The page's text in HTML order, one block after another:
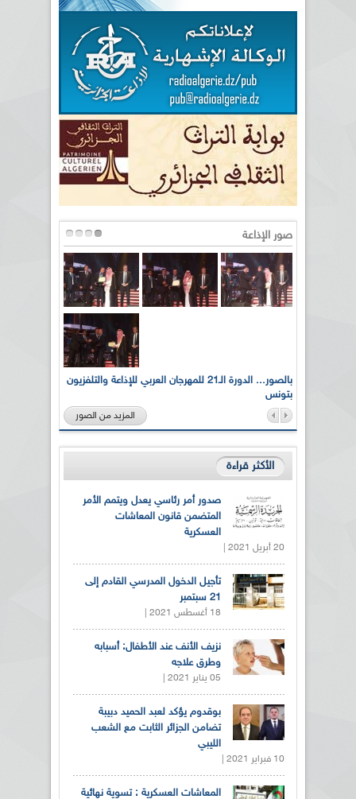
صور الإذاعة
بالصور... الدورة الـ21 للمهرجان العربي للإذاعة والتلفزيون
بتونس
المزيد من الصور
الأكثر قراءة
صدور أمر رئاسي يعدل ويتمم الأمر
المتضمن قانون المعاشات
العسكرية
20 أبريل 2021 |
تأجيل الدخول المدرسي القادم إلى
21 سبتمبر
18 أغسطس 2021 |
نزيف الأنف عند الأطفال: أسبابه
وطرق علاجه
05 يناير 2021 |
بوقدوم يؤكد لعبد الحميد دبيبة
تضامن الجزائر الثابت مع الشعب
الليبي
10 فبراير 2021 |
المعاشات العسكرية : تسوية نهائية